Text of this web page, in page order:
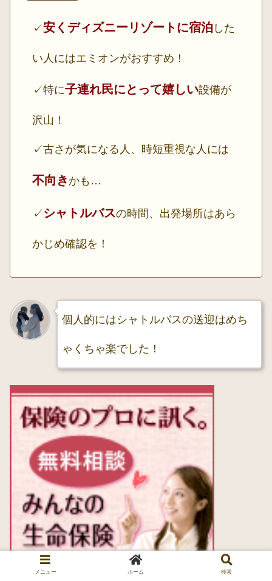
✓安くディズニーリゾートに宿泊 した
い人にはエミオンがおすすめ！
✓特に子連れ民にとって嬉しい設備が
沢山！
✓古さが気になる人、時短重視な人には
不向きかも…
✓ シャトルバスの時間、出発場所はあら
かじめ確認を！
個人的にはシャトルバスの送迎はめち
ゃくちゃ楽でした！
メニュー ホーム 検索